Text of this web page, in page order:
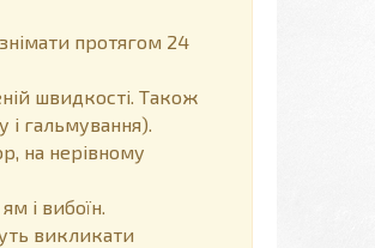
протягом 24
швидкості. Також
гальмування).
на нерівному
і вибоїн.
викликати